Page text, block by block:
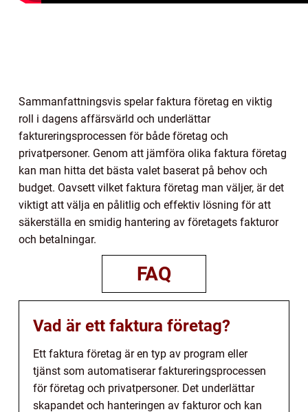
Sammanfattningsvis spelar faktura företag en viktig
roll i dagens affärsvärld och underlättar
faktureringsprocessen för både företag och
privatpersoner. Genom att jämföra olika faktura företag
kan man hitta det bästa valet baserat på behov och
budget. Oavsett vilket faktura företag man väljer, är det
viktigt att välja en pålitlig och effektiv lösning för att
säkerställa en smidig hantering av företagets fakturor
och betalningar.
FAQ
Vad är ett faktura företag?
Ett faktura företag är en typ av program eller
tjänst som automatiserar faktureringsprocessen
för företag och privatpersoner. Det underlättar
skapandet och hanteringen av fakturor och kan